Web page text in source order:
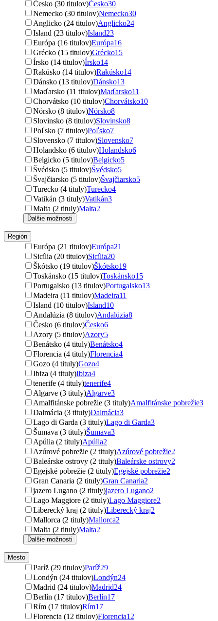
Česko (30 titulov)Česko30
Nemecko (30 titulov)Nemecko30
Anglicko (24 titulov)Anglicko24
Island (23 titulov)Island23
Európa (16 titulov)Európa16
Grécko (15 titulov)Grécko15
Írsko (14 titulov)Írsko14
Rakúsko (14 titulov)Rakúsko14
Dánsko (13 titulov)Dánsko13
Maďarsko (11 titulov)Maďarsko11
Chorvátsko (10 titulov)Chorvátsko10
Nórsko (8 titulov)Nórsko8
Slovinsko (8 titulov)Slovinsko8
Poľsko (7 titulov)Poľsko7
Slovensko (7 titulov)Slovensko7
Holandsko (6 titulov)Holandsko6
Belgicko (5 titulov)Belgicko5
Švédsko (5 titulov)Švédsko5
Švajčiarsko (5 titulov)Švajčiarsko5
Turecko (4 tituly)Turecko4
Vatikán (3 tituly)Vatikán3
Malta (2 tituly)Malta2
Ďalšie možnosti
Región
Európa (21 titulov)Európa21
Sicília (20 titulov)Sicília20
Škótsko (19 titulov)Škótsko19
Toskánsko (15 titulov)Toskánsko15
Portugalsko (13 titulov)Portugalsko13
Madeira (11 titulov)Madeira11
Island (10 titulov)Island10
Andalúzia (8 titulov)Andalúzia8
Česko (6 titulov)Česko6
Azory (5 titulov)Azory5
Benátsko (4 tituly)Benátsko4
Florencia (4 tituly)Florencia4
Gozo (4 tituly)Gozo4
Ibiza (4 tituly)Ibiza4
tenerife (4 tituly)tenerife4
Algarve (3 tituly)Algarve3
Amalfitánske pobrežie (3 tituly)Amalfitánske pobrežie3
Dalmácia (3 tituly)Dalmácia3
Lago di Garda (3 tituly)Lago di Garda3
Šumava (3 tituly)Šumava3
Apúlia (2 tituly)Apúlia2
Azúrové pobrežie (2 tituly)Azúrové pobrežie2
Baleárske ostrovy (2 tituly)Baleárske ostrovy2
Egejské pobrežie (2 tituly)Egejské pobrežie2
Gran Canaria (2 tituly)Gran Canaria2
jazero Lugano (2 tituly)jazero Lugano2
Lago Maggiore (2 tituly)Lago Maggiore2
Liberecký kraj (2 tituly)Liberecký kraj2
Mallorca (2 tituly)Mallorca2
Malta (2 tituly)Malta2
Ďalšie možnosti
Mesto
Paríž (29 titulov)Paríž29
Londýn (24 titulov)Londýn24
Madrid (24 titulov)Madrid24
Berlín (17 titulov)Berlín17
Rím (17 titulov)Rím17
Florencia (12 titulov)Florencia12